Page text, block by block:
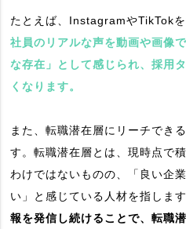
たとえば、InstagramやTikTok
社員のリアルな声を動画や画像
な存在」として感じられ、採用
くなります。
また、転職潜在層にリーチでき
す。転職潜在層とは、現時点で
わけではないものの、「良い企
い」と感じている人材を指しま
報を発信し続けることで、転職